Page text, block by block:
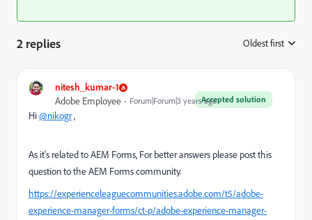
2 replies Oldest first
nitesh_kumar-1
Accepted solution
Adobe Employee Forum|Forum|3 years ago
Hi@nikogr,
As it's related to AEM Forms, For better answers please post this
question to the AEM Forms community.
https://experienceleaguecommunities.adobe.com/t5/adobe-
experience-manager-forms/ct-p/adobe-experience-manager-